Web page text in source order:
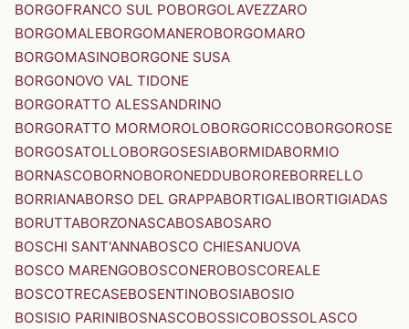
BORGOFRANCO SUL POBORGOLAVEZZARO
BORGOMALEBORGOMANEROBORGOMARO
BORGOMASINOBORGONE SUSA
BORGONOVO VAL TIDONE
BORGORATTO ALESSANDRINO
BORGORATTO MORMOROLOBORGORICCOBORGOROSE
BORGOSATOLLOBORGOSESIABORMIDABORMIO
BORNASCOBORNOBORONEDDUBOROREBORRELLO
BORRIANABORSO DEL GRAPPABORTIGALIBORTIGIADAS
BORUTTABORZONASCABOSABOSARO
BOSCHI SANT'ANNABOSCO CHIESANUOVA
BOSCO MARENGOBOSCONEROBOSCOREALE
BOSCOTRECASEBOSENTINOBOSIABOSIO
BOSISIO PARINIBOSNASCOBOSSICOBOSSOLASCO